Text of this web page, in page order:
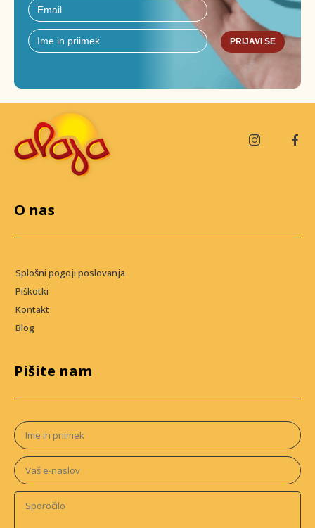
PRIJAVI SE
O nas
Splošni pogoji poslovanja
Piškotki
Kontakt
Blog
Pišite nam